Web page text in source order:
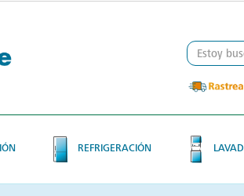
REFRIGERACIÓN